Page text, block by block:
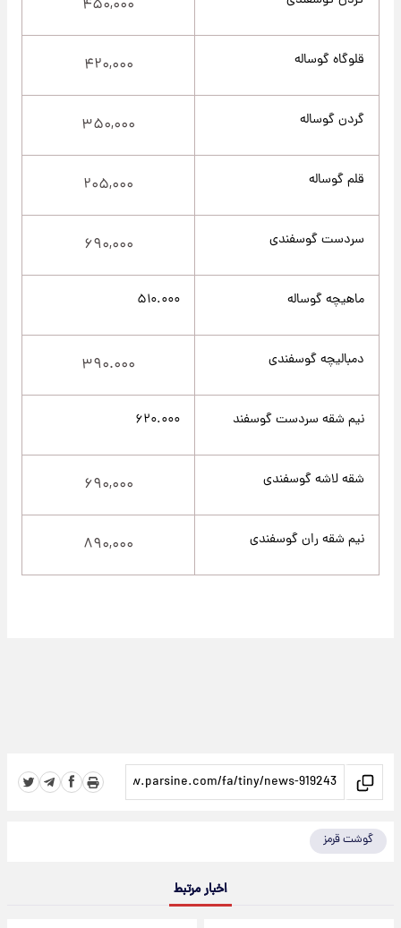
۴۵۰,۰۰۰
قلوگاه گوساله ۴۲۰,۰۰۰
گردن گوساله ۳۵۰,۰۰۰
قلم گوساله ۲۰۵,۰۰۰
سردست گوسفندی ۶۹۰,۰۰۰
ماهیچه گوساله ۵۱۰.۰۰۰
دمبالیچه گوسفندی ۳۹۰.۰۰۰
نیم شقه سردست گوسفند ۶۲۰.۰۰۰
شقه لاشه گوسفندی ۶۹۰,۰۰۰
نیم شقه ران گوسفندی ۸۹۰,۰۰۰
گوشت قرمز
اخبار مرتبط